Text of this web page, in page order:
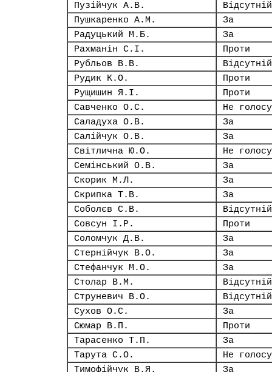
Пузійчук А.В.
Відсутній
Пушкаренко А.М.
За
Радуцький М.Б.
За
Рахманін С.І.
Проти
Рубльов В.В.
Відсутній
Рудик К.О.
Проти
Рущишин Я.І.
Проти
Савченко О.С.
Не
Саладуха О.В.
За
Салійчук О.В.
За
Світлична Ю.О.
Не
Семінський О.В.
За
Скорик М.Л.
За
Скрипка Т.В.
За
Соболєв С.В.
Відсутній
Совсун І.Р.
Проти
Соломчук Д.В.
За
Стернійчук В.О.
За
Стефанчук М.О.
За
Столар В.М.
Відсутній
Струневич В.О.
Відсутній
Сухов О.С.
За
Сюмар В.П.
Проти
Тарасенко Т.П.
За
Тарута С.О.
Не
Тимофійчук В.Я.
За